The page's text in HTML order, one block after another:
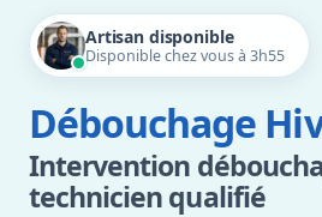
Artisan disponible
Disponible chez vous à 3h55
Débouchage
Intervention
technicien qualifié